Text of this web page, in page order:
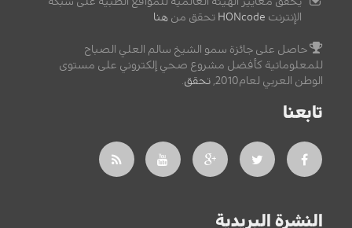
الإنترنت HONcode تحقق من هنا
حاصل على جائزة سمو الشيخ سالم العلي الصباح
للمعلوماتية كأفضل مشروع صحي إلكتروني على مستوى
الوطن العربي لعام2010,
تحقق
تابعنا
النشرة البريدية